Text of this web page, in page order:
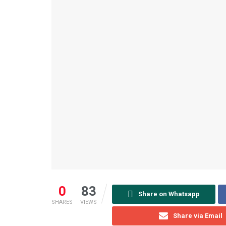
0
SHARES
83
VIEWS
Share on Whatsapp
Share via Email